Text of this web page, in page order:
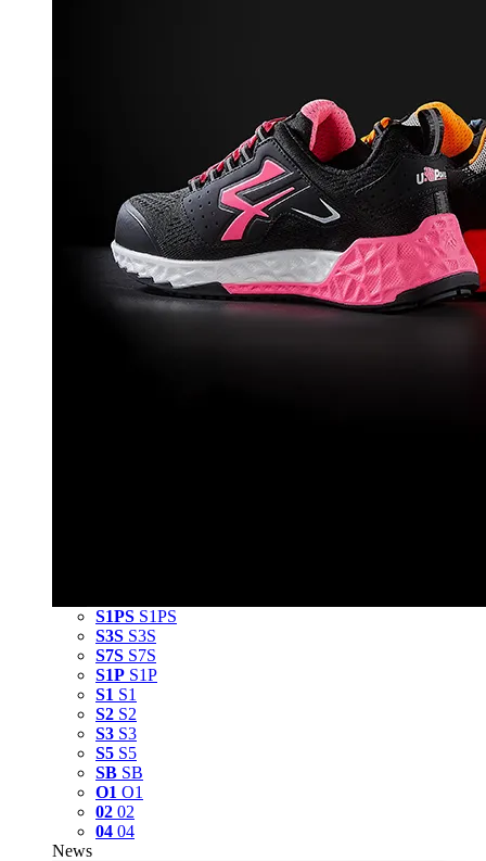
S1PS S1PS
S3S S3S
S7S S7S
S1P S1P
S1 S1
S2 S2
S3 S3
S5 S5
SB SB
O1 O1
02 02
04 04
News